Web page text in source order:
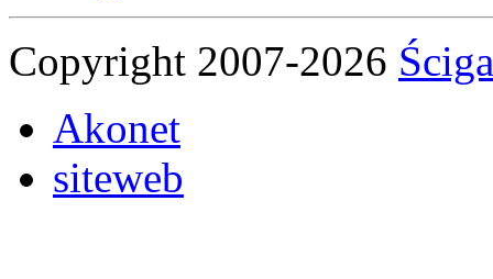
Copyright 2007-2026
Akonet
siteweb